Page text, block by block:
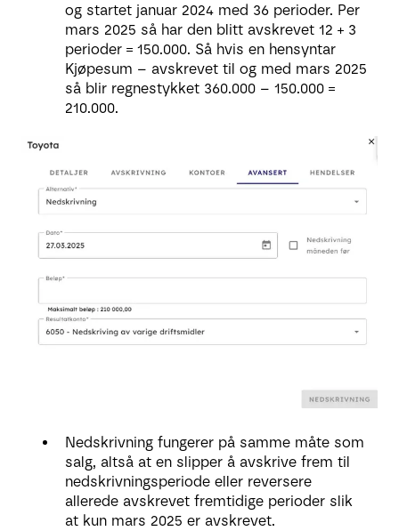
og startet januar 2024 med 36 perioder. Per
mars 2025 så har den blitt avskrevet 12 + 3
perioder = 150.000. Så hvis en hensyntar
Kjøpesum – avskrevet til og med mars 2025
så blir regnestykket 360.000 – 150.000 =
210.000.
Nedskrivning fungerer på samme måte som
salg, altså at en slipper å avskrive frem til
nedskrivningsperiode eller reversere
allerede avskrevet fremtidige perioder slik
at kun mars 2025 er avskrevet.